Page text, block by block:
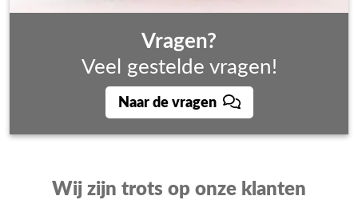
Vragen?
Veel gestelde vragen!
Naar de vragen
Wij zijn trots op onze klanten